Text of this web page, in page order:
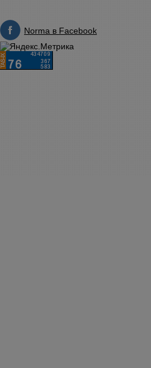
Norma в Facebook